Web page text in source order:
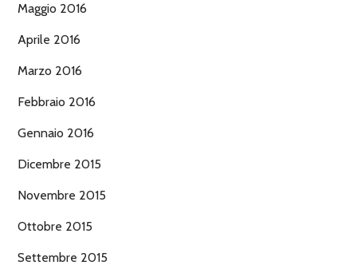
Maggio 2016
Aprile 2016
Marzo 2016
Febbraio 2016
Gennaio 2016
Dicembre 2015
Novembre 2015
Ottobre 2015
Settembre 2015